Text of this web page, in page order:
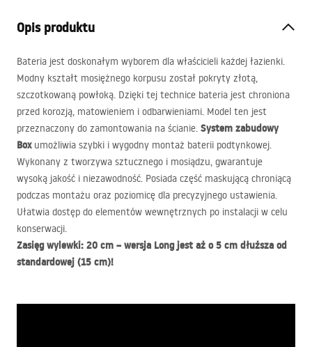
Opis produktu
Bateria jest doskonałym wyborem dla właścicieli każdej łazienki.
Modny kształt mosiężnego korpusu został pokryty złotą,
szczotkowaną powłoką. Dzięki tej technice bateria jest chroniona
przed korozją, matowieniem i odbarwieniami. Model ten jest
przeznaczony do zamontowania na ścianie. System zabudowy
Boxumożliwia szybki i wygodny montaż baterii podtynkowej.
Wykonany z tworzywa sztucznego i mosiądzu, gwarantuje
wysoką jakość i niezawodność. Posiada część maskującą chroniącą
podczas montażu oraz poziomicę dla precyzyjnego ustawienia.
Ułatwia dostęp do elementów wewnętrznych po instalacji w celu
konserwacji.
Zasięg wylewki: 20 cm – wersja Long jest aż o 5 cm dłuższa od
standardowej (15 cm)!